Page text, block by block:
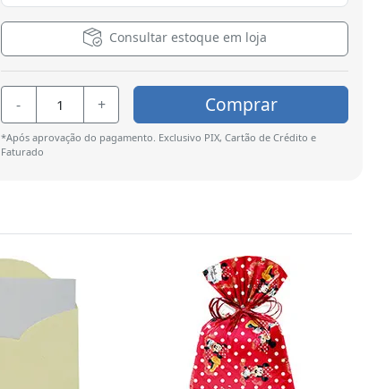
Consultar estoque em loja
- + Comprar
*Após aprovação do pagamento. Exclusivo PIX, Cartão de Crédito e
Faturado